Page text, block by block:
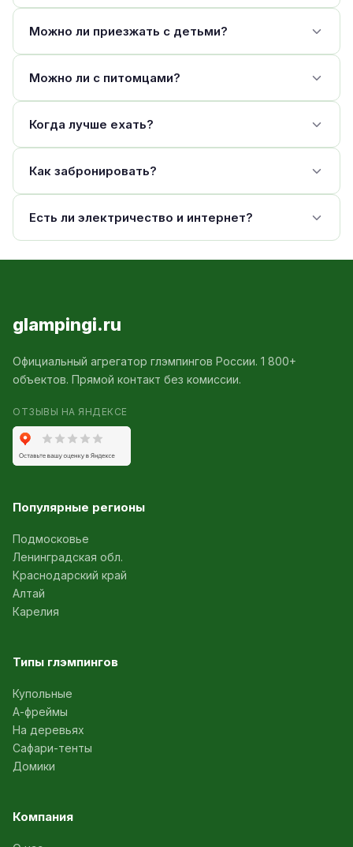
Можно ли приезжать с детьми?
Можно ли с питомцами?
Когда лучше ехать?
Как забронировать?
Есть ли электричество и интернет?
glampingi.ru
Официальный агрегатор глэмпингов России. 1 800+
объектов. Прямой контакт без комиссии.
ОТЗЫВЫ НА ЯНДЕКСЕ
Популярные регионы
Подмосковье
Ленинградская обл.
Краснодарский край
Алтай
Карелия
Типы глэмпингов
Купольные
А-фреймы
На деревьях
Сафари-тенты
Домики
Компания